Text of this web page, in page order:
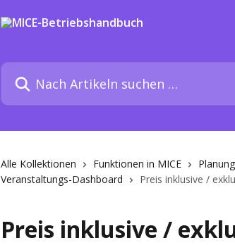
Nach Artikeln suchen …
Alle Kollektionen Funktionen in MICE
Veranstaltungs-Dashboard
Preis inklusive /
Preis inklusive /